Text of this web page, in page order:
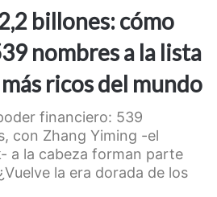
billones: cómo
nombres a la lista
ricos del mundo
financiero: 539
con Zhang Yiming -el
a la cabeza forman parte
la era dorada de los